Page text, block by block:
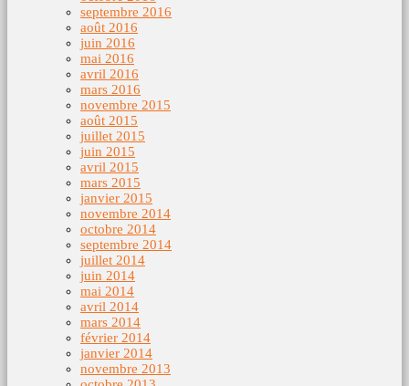
septembre 2016
août 2016
juin 2016
mai 2016
avril 2016
mars 2016
novembre 2015
août 2015
juillet 2015
juin 2015
avril 2015
mars 2015
janvier 2015
novembre 2014
octobre 2014
septembre 2014
juillet 2014
juin 2014
mai 2014
avril 2014
mars 2014
février 2014
janvier 2014
novembre 2013